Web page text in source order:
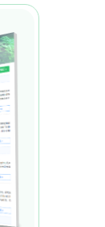
还原呈现黄
血清、口
反式切割
随MB磁分
合形成G-四链